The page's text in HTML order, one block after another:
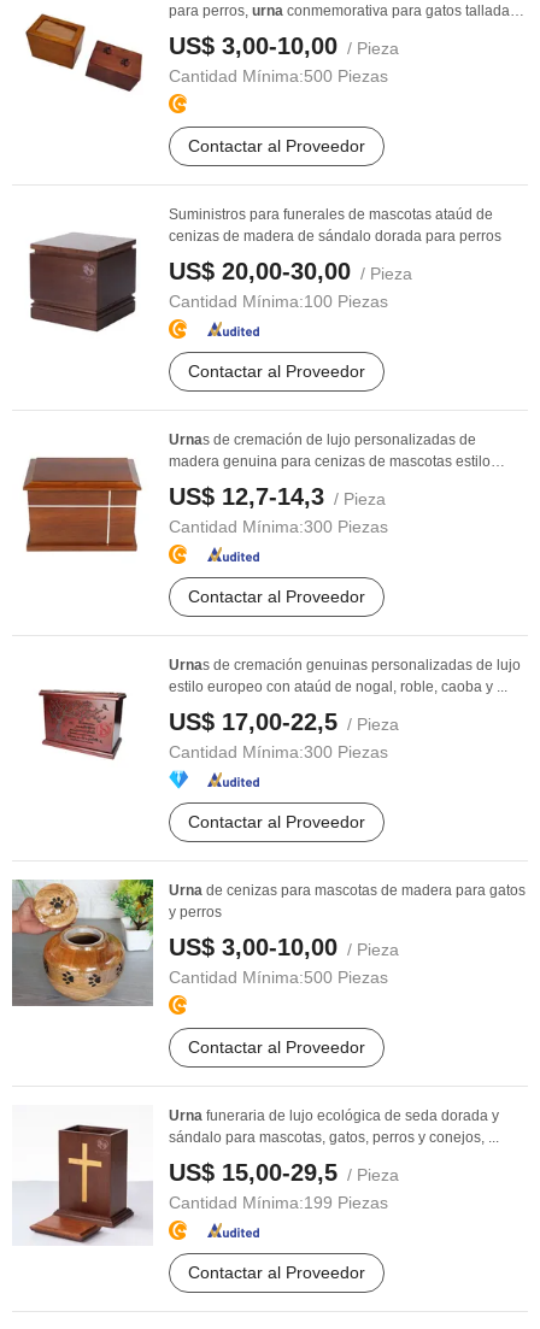
para perros, urna conmemorativa para gatos tallada
US$ 3,00-10,00 / Pieza
Cantidad Mínima:500 Piezas
Contactar al Proveedor
Suministros para funerales de mascotas ataúd de
cenizas de madera de sándalo dorada para perros
US$ 20,00-30,00 / Pieza
Cantidad Mínima:100 Piezas
Contactar al Proveedor
Urnas de cremación de lujo personalizadas de
madera genuina para cenizas de mascotas estilo
europeo ...
US$ 12,7-14,3 / Pieza
Cantidad Mínima:300 Piezas
Contactar al Proveedor
Urnas de cremación genuinas personalizadas de lujo
estilo europeo con ataúd de nogal, roble, caoba y ...
US$ 17,00-22,5 / Pieza
Cantidad Mínima:300 Piezas
Contactar al Proveedor
Urna de cenizas para mascotas de madera para gatos
y perros
US$ 3,00-10,00 / Pieza
Cantidad Mínima:500 Piezas
Contactar al Proveedor
Urna funeraria de lujo ecológica de seda dorada y
sándalo para mascotas, gatos, perros y conejos, ...
US$ 15,00-29,5 / Pieza
Cantidad Mínima:199 Piezas
Contactar al Proveedor